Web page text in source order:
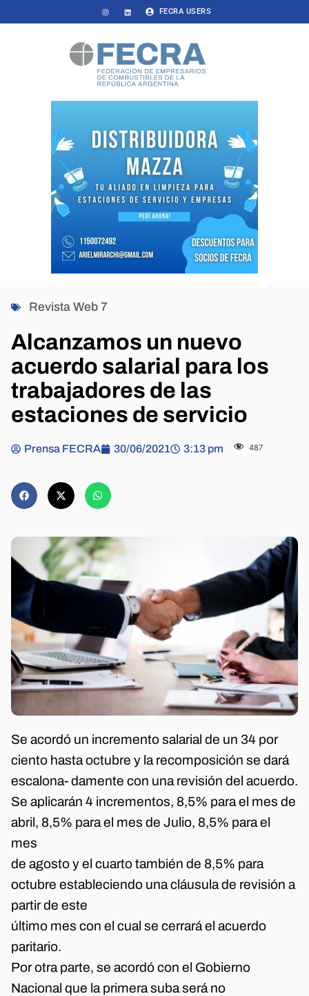
FECRA USERS
Revista Web 7
Alcanzamos un nuevo
acuerdo salarial para los
trabajadores de las
estaciones de servicio
Prensa FECRA 30/06/2021 3:13 pm 487
Se acordó un incremento salarial de un 34 por
ciento hasta octubre y la recomposición se dará
escalona- damente con una revisión del acuerdo.
Se aplicarán 4 incrementos, 8,5% para el mes de
abril, 8,5% para el mes de Julio, 8,5% para el
mes
de agosto y el cuarto también de 8,5% para
octubre estableciendo una cláusula de revisión a
partir de este
último mes con el cual se cerrará el acuerdo
paritario.
Por otra parte, se acordó con el Gobierno
Nacional que la primera suba será no